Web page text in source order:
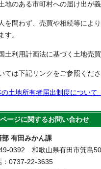
地のある市町村への届け出が
を問わず、売買や相続等によ
す。
土利用計画法に基づく土地売
ては下記リンクをご参照くださ
土地所有者届出制度について
ージに関するお問い合わせ
部 有田みかん課
0392 和歌山県有田市箕島50
：0737-22-3635